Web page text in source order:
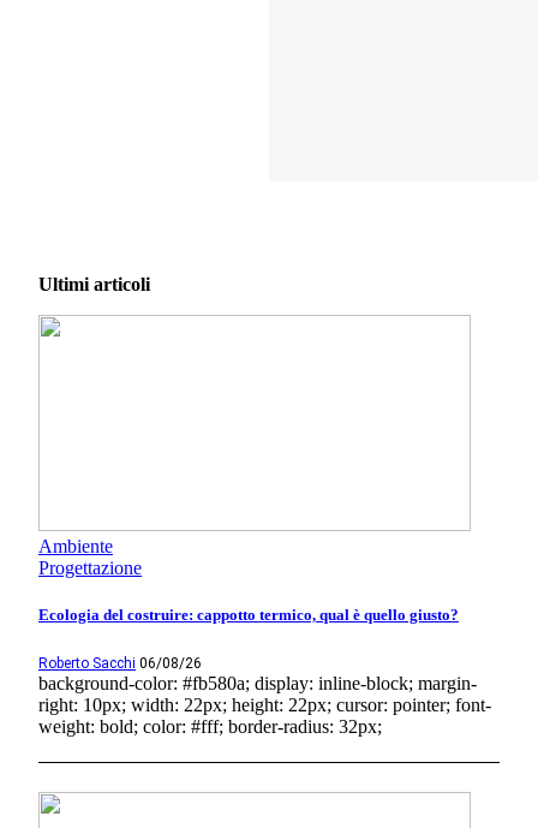
Ultimi articoli
Ambiente
Progettazione
Ecologia del costruire: cappotto termico, qual è quello giusto?
Roberto Sacchi 06/08/26
background-color: #fb580a; display: inline-block; margin-
right: 10px; width: 22px; height: 22px; cursor: pointer; font-
weight: bold; color: #fff; border-radius: 32px;